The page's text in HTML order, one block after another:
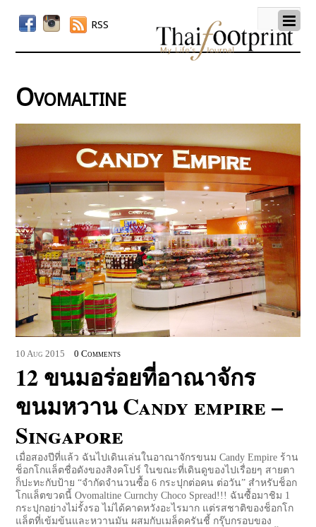
RSS
Ovomaltine
10 Aug 2015 0 Comments
12 ขนมอร่อยที่อาณาจักร
ขนมหวาน Candy empire –
Singapore
เมื่อสองปีที่แล้ว ฉันไปเดินเล่นในอาณาจักรขนม Candy Empire ร้าน
ช็อกโกแล็ตชื่อดังของสิงคโปร์ ในขณะที่เดินดูของไปเรื่อยๆ สายตา
ก็ปะทะกับป้าย “จำกัดจำนวนซื้อ 6 กระปุกต่อคน ต่อวัน” สำหรับช็อก
โกแล็ตขวดนี้ Ovomaltine Curnchy Choco Spread!!! ฉันซื้อมาชิม 1
กระปุกอย่างไม่รั้งรอ ไม่ได้คาดหวังอะไรมาก แต่รสชาติของช็อกโก
แล็ตที่เข้มข้นและหวานมัน ผสมกับเมล็ดครันชี้ กรุ๊บกรอบของ